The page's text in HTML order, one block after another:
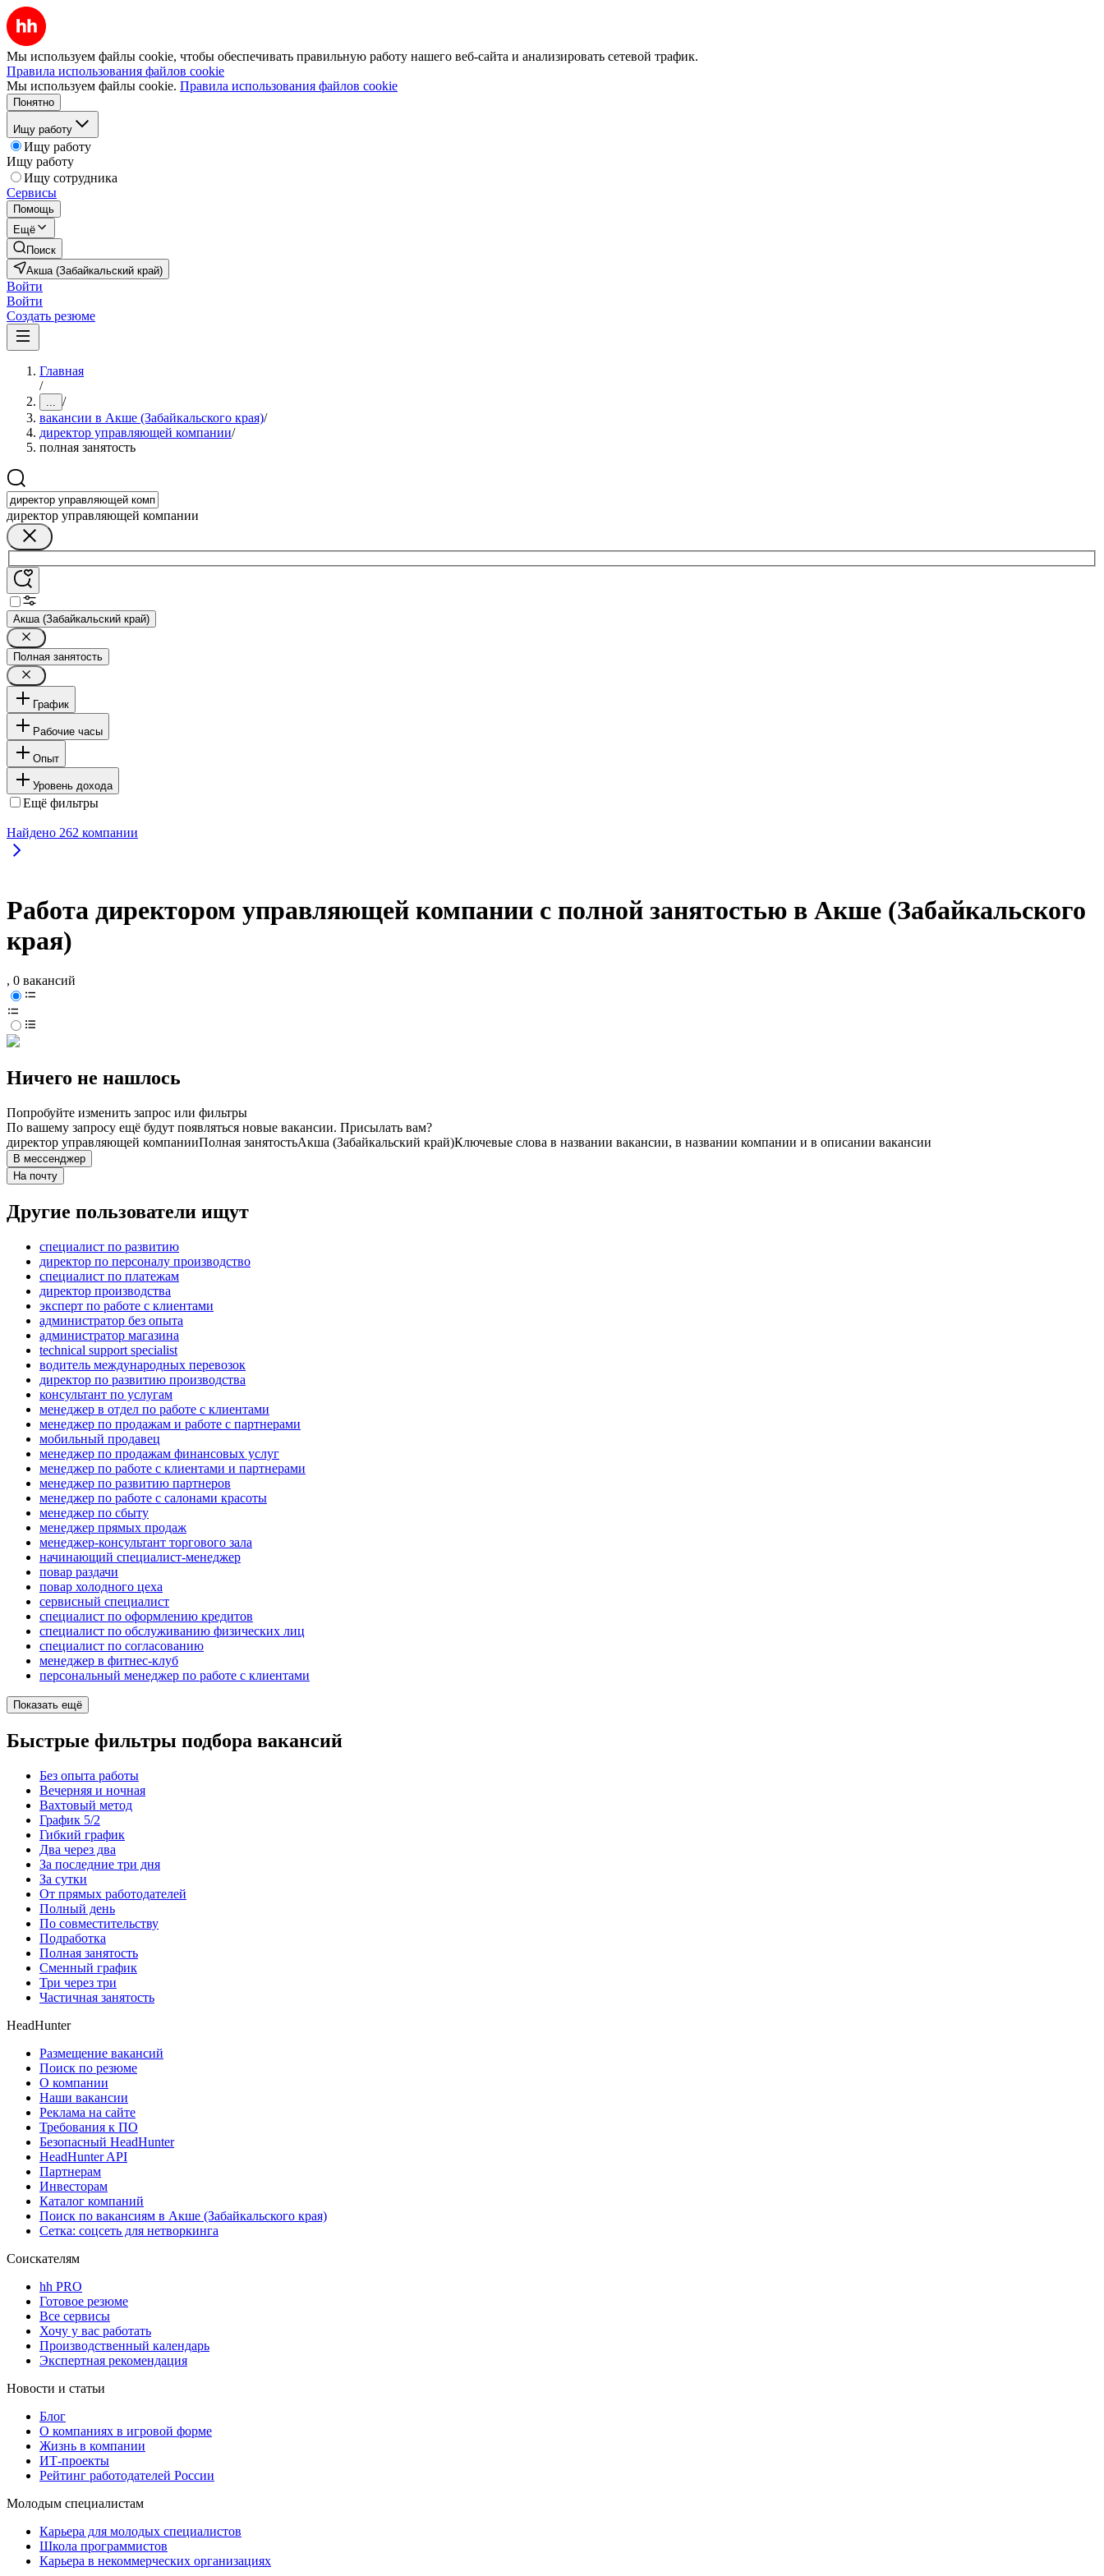
Мы используем файлы cookie, чтобы обеспечивать правильную работу нашего веб-сайта и анализировать сетевой трафик.
Правила использования файлов cookie
Мы используем файлы cookie. Правила использования файлов cookie
Понятно
Ищу работу
Ищу работу
Ищу работу
Ищу сотрудника
Сервисы
Помощь
Ещё
Поиск
Акша (Забайкальский край)
Войти
Войти
Создать резюме
Главная
/
... /
вакансии в Акше (Забайкальского края)/
директор управляющей компании/
полная занятость
директор управляющей компании
Акша (Забайкальский край)
Полная занятость
График
Рабочие часы
Опыт
Уровень дохода
Ещё фильтры
Найдено 262 компании
Работа директором управляющей компании с полной занятостью в Акше (Забайкальского
края)
, 0 вакансий
Ничего не нашлось
Попробуйте изменить запрос или фильтры
По вашему запросу ещё будут появляться новые вакансии. Присылать вам?
директор управляющей компанииПолная занятостьАкша (Забайкальский край)Ключевые слова в названии вакансии, в названии компании и в описании вакансии
В мессенджер
На почту
Другие пользователи ищут
специалист по развитию
директор по персоналу производство
специалист по платежам
директор производства
эксперт по работе с клиентами
администратор без опыта
администратор магазина
technical support specialist
водитель международных перевозок
директор по развитию производства
консультант по услугам
менеджер в отдел по работе с клиентами
менеджер по продажам и работе с партнерами
мобильный продавец
менеджер по продажам финансовых услуг
менеджер по работе с клиентами и партнерами
менеджер по развитию партнеров
менеджер по работе с салонами красоты
менеджер по сбыту
менеджер прямых продаж
менеджер-консультант торгового зала
начинающий специалист-менеджер
повар раздачи
повар холодного цеха
сервисный специалист
специалист по оформлению кредитов
специалист по обслуживанию физических лиц
специалист по согласованию
менеджер в фитнес-клуб
персональный менеджер по работе с клиентами
Показать ещё
Быстрые фильтры подбора вакансий
Без опыта работы
Вечерняя и ночная
Вахтовый метод
График 5/2
Гибкий график
Два через два
За последние три дня
За сутки
От прямых работодателей
Полный день
По совместительству
Подработка
Полная занятость
Сменный график
Три через три
Частичная занятость
HeadHunter
Размещение вакансий
Поиск по резюме
О компании
Наши вакансии
Реклама на сайте
Требования к ПО
Безопасный HeadHunter
HeadHunter API
Партнерам
Инвесторам
Каталог компаний
Поиск по вакансиям в Акше (Забайкальского края)
Сетка: соцсеть для нетворкинга
Соискателям
hh PRO
Готовое резюме
Все сервисы
Хочу у вас работать
Производственный календарь
Экспертная рекомендация
Новости и статьи
Блог
О компаниях в игровой форме
Жизнь в компании
ИТ-проекты
Рейтинг работодателей России
Молодым специалистам
Карьера для молодых специалистов
Школа программистов
Карьера в некоммерческих организациях